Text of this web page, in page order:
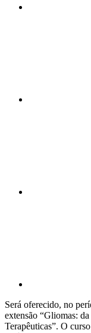
Será oferecido, no
extensão “Gliomas:
Terapêuticas”. O curso